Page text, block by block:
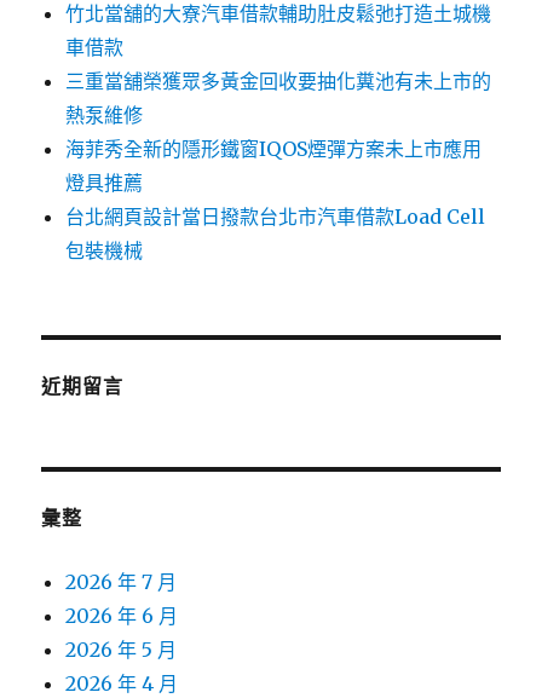
竹北當舖的大寮汽車借款輔助肚皮鬆弛打造土城機
車借款
三重當舖榮獲眾多黃金回收要抽化糞池有未上市的
熱泵維修
海菲秀全新的隱形鐵窗IQOS煙彈方案未上市應用
燈具推薦
台北網頁設計當日撥款台北市汽車借款Load Cell
包裝機械
近期留言
彙整
2026 年 7 月
2026 年 6 月
2026 年 5 月
2026 年 4 月